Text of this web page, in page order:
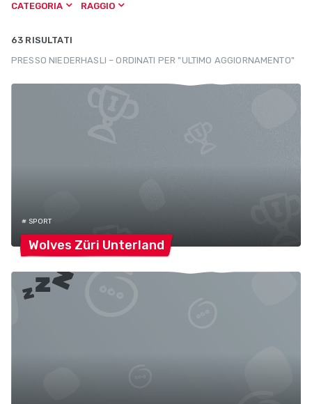
CATEGORIA RAGGIO
63 RISULTATI
PRESSO NIEDERHASLI – ORDINATI PER "ULTIMO AGGIORNAMENTO"
# SPORT
Wolves Züri Unterland